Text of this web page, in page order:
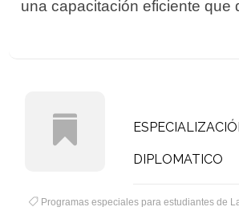
una capacitación eficiente que
DIPLOMATICO
Programas especiales para estudiantes de